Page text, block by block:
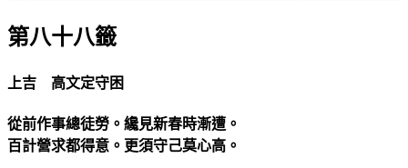
第八十八籤
上吉 高文定守困
從前作事總徒勞。纔見新春時漸遭。
百計營求都得意。更須守己莫心高。